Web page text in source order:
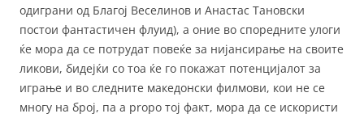
одиграни од Благој Веселинов и Анастас Тановски
постои фантастичен флуид), а оние во споредните улоги
ќе мора да се потрудат повеќе за нијансирање на своите
ликови, бидејќи со тоа ќе го покажат потенцијалот за
играње и во следните македонски филмови, кои не се
многу на број, па a propo тој факт, мора да се искористи